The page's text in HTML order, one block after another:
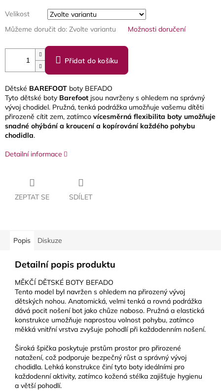
Velikost
Můžeme doručit do: Zvolte variantu Možnosti doručení
Přidat do košíku
Dětské BAREFOOT boty BEFADO
Tyto dětské boty Barefoot jsou navrženy s ohledem na správný
vývoj chodidel. Pružná, tenká podrážka umožňuje vašemu dítěti
přirozeně cítit zem, zatímco vícesměrná flexibilita boty umožňuje
snadné ohýbání a kroucení a kopírování každého pohybu
chodidla.
Detailní informace
ZEPTAT SE SDÍLET
Popis Diskuze
Detailní popis produktu
MĚKČÍ DĚTSKÉ BOTY BEFADO
Tento model byl navržen s ohledem na přirozený vývoj
dětských nohou. Anatomická, velmi tenká a rovná podrážka
dává pocit nošení bot jako chůze naboso. Pružná a elastická
konstrukce umožňuje naprostou volnost pohybu, zatímco
měkká vnitřní vrstva zvyšuje pohodlí při každodenním nošení.
Široká špička poskytuje prstům prostor pro přirozené
natažení, což podporuje bezpečný růst a správný vývoj
chodidla. Lehká konstrukce činí tyto boty ideálními pro
každodenní aktivity, zatímco kožená stélka zajišťuje hygienu
a větší pohodlí.